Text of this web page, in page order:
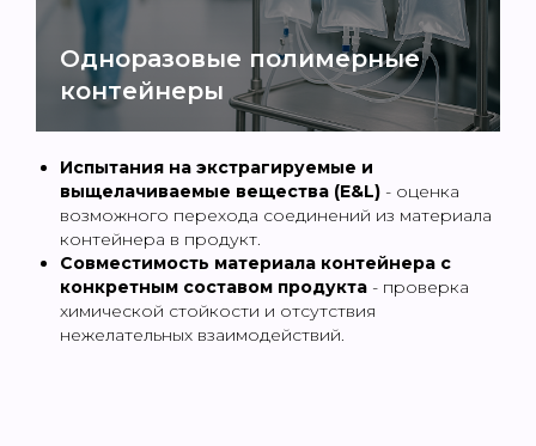
Одноразовые полимерные
контейнеры
Испытания на экстрагируемые и
выщелачиваемые вещества (E&L) - оценка
возможного перехода соединений из материала
контейнера в продукт.
Совместимость материала контейнера с
конкретным составом продукта - проверка
химической стойкости и отсутствия
нежелательных взаимодействий.